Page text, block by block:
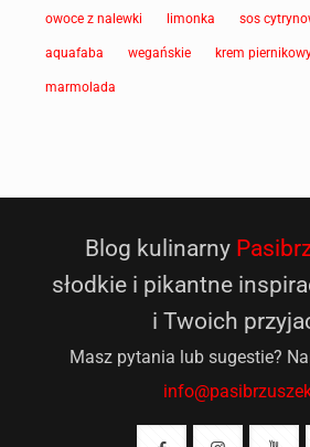
owoce z nalewki limonka sos
aquafaba wegańskie krem
marmolada
Blog kulinarny
słodkie i pikantne
i Twoich
Masz pytania lub sugestie?